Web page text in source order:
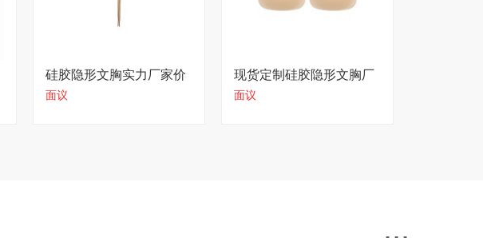
硅胶隐形文胸实力厂家价
格透明
面议
现货定制硅胶隐形文胸厂
家
面议
...